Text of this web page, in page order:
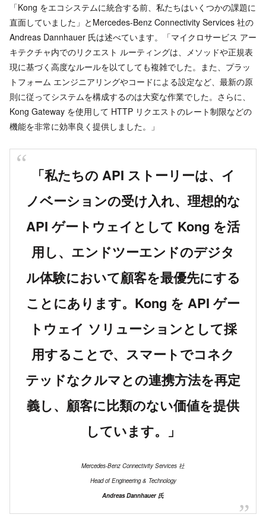
「Kong をエコシステムに統合する前、私たちはいくつかの課題に
直面していました」とMercedes-Benz Connectivity Services 社の
Andreas Dannhauer 氏は述べています。「マイクロサービス アー
キテクチャ内でのリクエスト ルーティングは、メソッドや正規表
現に基づく高度なルールを以てしても複雑でした。また、プラッ
トフォーム エンジニアリングやコードによる設定など、最新の原
則に従ってシステムを構成するのは大変な作業でした。さらに、
Kong Gateway を使用して HTTP リクエストのレート制限などの
機能を非常に効率良く提供しました。」
「私たちの API ストーリーは、イ
ノベーションの受け入れ、理想的な
API ゲートウェイとして Kong を活
用し、エンドツーエンドのデジタ
ル体験において顧客を最優先にする
ことにあります。Kong を API ゲー
トウェイ ソリューションとして採
用することで、スマートでコネク
テッドなクルマとの連携方法を再定
義し、顧客に比類のない価値を提供
しています。」
Mercedes-Benz Connectivity Services 社
Head of Engineering & Technology
Andreas Dannhauer 氏